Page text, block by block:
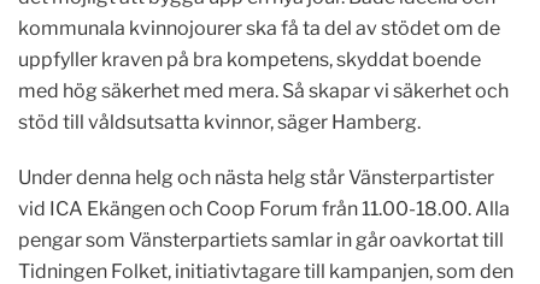
kommunala kvinnojourer ska få ta del av stödet om de
uppfyller kraven på bra kompetens, skyddat boende
med hög säkerhet med mera. Så skapar vi säkerhet och
stöd till våldsutsatta kvinnor, säger Hamberg.
Under denna helg och nästa helg står Vänsterpartister
vid ICA Ekängen och Coop Forum från 11.00-18.00. Alla
pengar som Vänsterpartiets samlar in går oavkortat till
Tidningen Folket, initiativtagare till kampanjen, som den